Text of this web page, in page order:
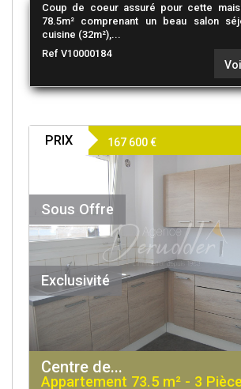
Coup de coeur assuré pour cette
78.5m² comprenant un beau salon
cuisine (32m²),...
Ref V10000184
PRIX 167 600€
Sous Offre
Exclusivité
Centre de...
Appartement 73.5 m² - 3